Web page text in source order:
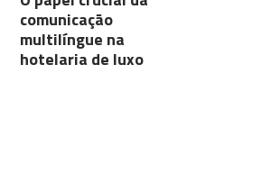
comunicação
multilíngue na
hotelaria de luxo